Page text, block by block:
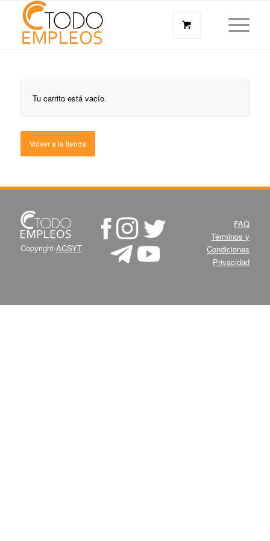
Tu carrito está vacío.
Volver a la tienda
Copyright-ACSYT
FAQ
Términos y
Condiciones
Privacidad